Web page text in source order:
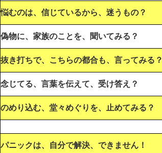
悩むのは、信じているから、迷うもの？
偽物に、家族のことを、聞いてみる？
抜き打ちで、こちらの都合も、言ってみる？
念じてる、言葉を伝えて、受け答え？
のめり込む、堂々めぐりを、止めてみる？
パニックは、自分で解決、できません！